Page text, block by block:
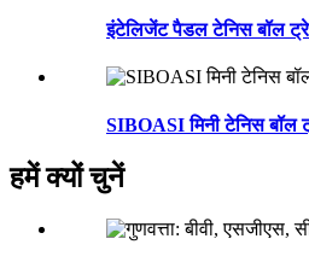
इंटेलिजेंट पैडल टेनिस बॉल
SIBOASI मिनी टेनिस बॉल
हमें क्यों चुनें